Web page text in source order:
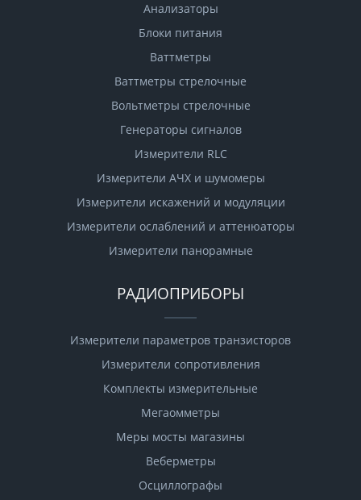
Анализаторы
Блоки питания
Ваттметры
Ваттметры стрелочные
Вольтметры стрелочные
Генераторы сигналов
Измерители RLC
Измерители АЧХ и шумомеры
Измерители искажений и модуляции
Измерители ослаблений и аттенюаторы
Измерители панорамные
РАДИОПРИБОРЫ
Измерители параметров транзисторов
Измерители сопротивления
Комплекты измерительные
Мегаомметры
Меры мосты магазины
Веберметры
Осциллографы